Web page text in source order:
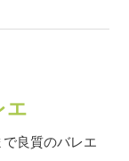
エ
良質のバレエ